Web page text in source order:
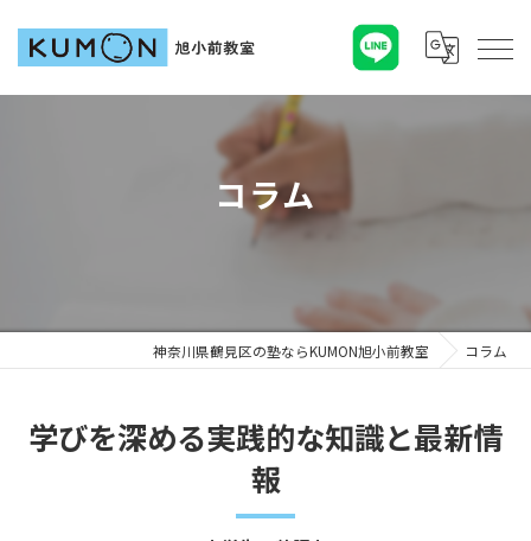
コラム
神奈川県鶴見区の塾ならKUMON旭小前教室 コラム
学びを深める実践的な知識と最新情
報